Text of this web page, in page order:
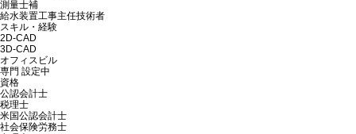
測量士補
給水装置工事主任技術者
スキル・経験
2D-CAD
3D-CAD
オフィスビル
専門 設定中
資格
公認会計士
税理士
米国公認会計士
社会保険労務士